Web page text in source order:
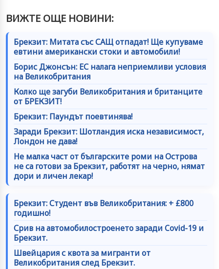
ВИЖТЕ ОЩЕ НОВИНИ:
Брекзит: Митата със САЩ отпадат! Ще купуваме
евтини американски стоки и автомобили!
Борис Джонсън: ЕС налага неприемливи условия
на Великобритания
Колко ще загуби Великобритания и британците
от БРЕКЗИТ!
Брекзит: Паундът поевтинява!
Заради Брекзит: Шотландия иска независимост,
Лондон не дава!
Не малка част от българските роми на Острова
не са готови за Брекзит, работят на черно, нямат
дори и личен лекар!
Брекзит: Студент във Великобритания: + £800
годишно!
Срив на автомобилостроенето заради Covid-19 и
Брекзит.
Швейцария с квота за мигранти от
Великобритания след Брекзит.